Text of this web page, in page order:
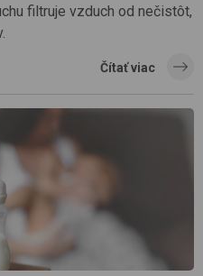
filtruje vzduch od nečistôt,
Čítať viac